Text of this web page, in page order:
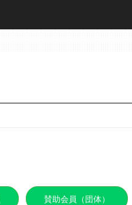
賛助会員（団体）